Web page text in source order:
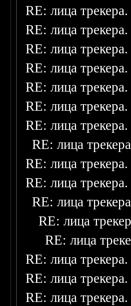
RE: лица трекера.
RE: лица трекера.
RE: лица трекера.
RE: лица трекера.
RE: лица трекера.
RE: лица трекера.
RE: лица трекера.
RE: лица
RE: лица трекера.
RE: лица трекера.
RE: лица
RE: лица
RE: лица
RE: лица трекера.
RE: лица трекера.
RE: лица трекера.